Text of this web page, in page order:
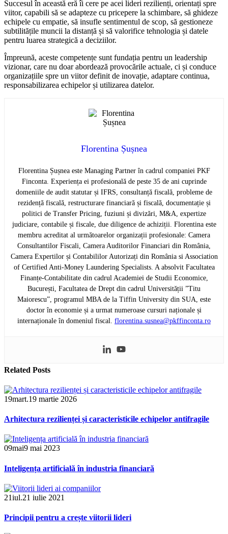
Succesul în această eră îi cere pe acei lideri rezilienți, orientați spre
viitor, capabili să se adapteze cu pricepere la schimbare, să ghideze
echipele cu empatie, să insufle sentimentul de scop, să gestioneze
subtilitățile muncii la distanță și să valorifice tehnologia și datele
pentru luarea strategică a deciziilor.
Împreună, aceste competențe sunt fundația pentru un leadership
vizionar, care nu doar abordează provocările actuale, ci și conduce
organizațiile spre un viitor definit de inovație, adaptare continua,
responsabilizarea echipelor și utilizarea datelor.
Florentina Șușnea
Florentina Șușnea este Managing Partner în cadrul companiei PKF
Finconta. Experiența ei profesională de peste 35 de ani cuprinde
domeniile de audit statutar și IFRS, consultanță fiscală, probleme de
rezidență fiscală, restructurare financiară și fiscală, documentație și
politici de Transfer Pricing, fuziuni și divizări, M&A, expertize
judiciare, contabile și fiscale, due diligence de achiziții. Florentina este
membru acreditat al următoarelor organizații profesionale: Camera
Consultantilor Fiscali, Camera Auditorilor Financiari din România,
Camera Expertilor și Contabililor Autorizați din România si Association
of Certified Anti-Money Laundering Specialists. A absolvit Facultatea
Finanțe-Contabilitate din cadrul Academiei de Studii Economice,
București, Facultatea de Drept din cadrul Universității ”Titu
Maiorescu”, programul MBA de la Tiffin University din SUA, este
doctor în economie și a urmat numeroase cursuri naționale și
internaționale în domeniul fiscal. florentina.susnea@pkffinconta.ro
Related Posts
19mart.19 martie 2026
Arhitectura rezilienței și caracteristicile echipelor antifragile
09mai9 mai 2023
Inteligența artificială în industria financiară
21iul.21 iulie 2021
Principii pentru a crește viitorii lideri